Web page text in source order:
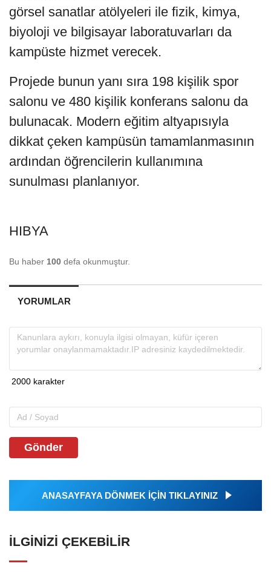
görsel sanatlar atölyeleri ile fizik, kimya,
biyoloji ve bilgisayar laboratuvarları da
kampüste hizmet verecek.
Projede bunun yanı sıra 198 kişilik spor
salonu ve 480 kişilik konferans salonu da
bulunacak. Modern eğitim altyapısıyla
dikkat çeken kampüsün tamamlanmasının
ardından öğrencilerin kullanımına
sunulması planlanıyor.
HIBYA
Bu haber 100 defa okunmuştur.
YORUMLAR
Gönder
ANASAYFAYA DÖNMEK İÇİN TIKLAYINIZ
İLGINIZI ÇEKEBILIR